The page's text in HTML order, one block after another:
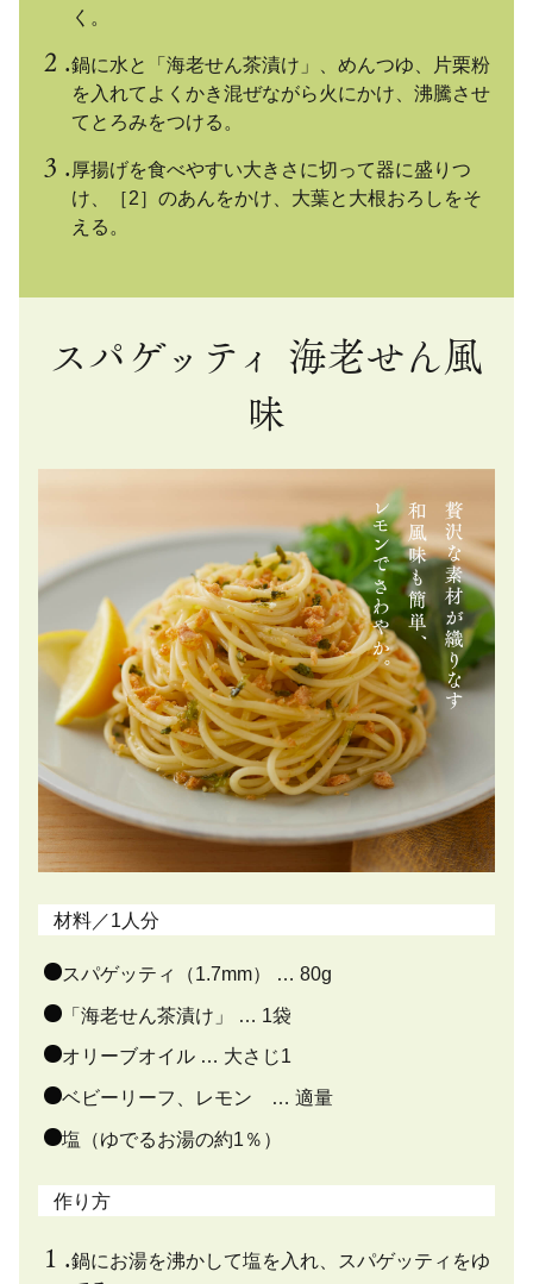
く。
鍋に水と「海老せん茶漬け」、めんつゆ、片栗粉
を入れてよくかき混ぜながら火にかけ、沸騰させ
てとろみをつける。
厚揚げを食べやすい大きさに切って器に盛りつ
け、［2］のあんをかけ、大葉と大根おろしをそ
える。
スパゲッティ 海老せん風
味
材料／1人分
スパゲッティ（1.7mm） … 80g
「海老せん茶漬け」 … 1袋
オリーブオイル … 大さじ1
ベビーリーフ、レモン … 適量
塩（ゆでるお湯の約1％）
作り方
鍋にお湯を沸かして塩を入れ、スパゲッティをゆ